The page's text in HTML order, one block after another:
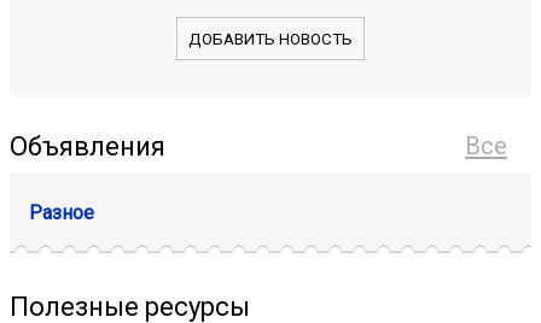
ДОБАВИТЬ НОВОСТЬ
Все
Объявления
Разное
Полезные ресурсы